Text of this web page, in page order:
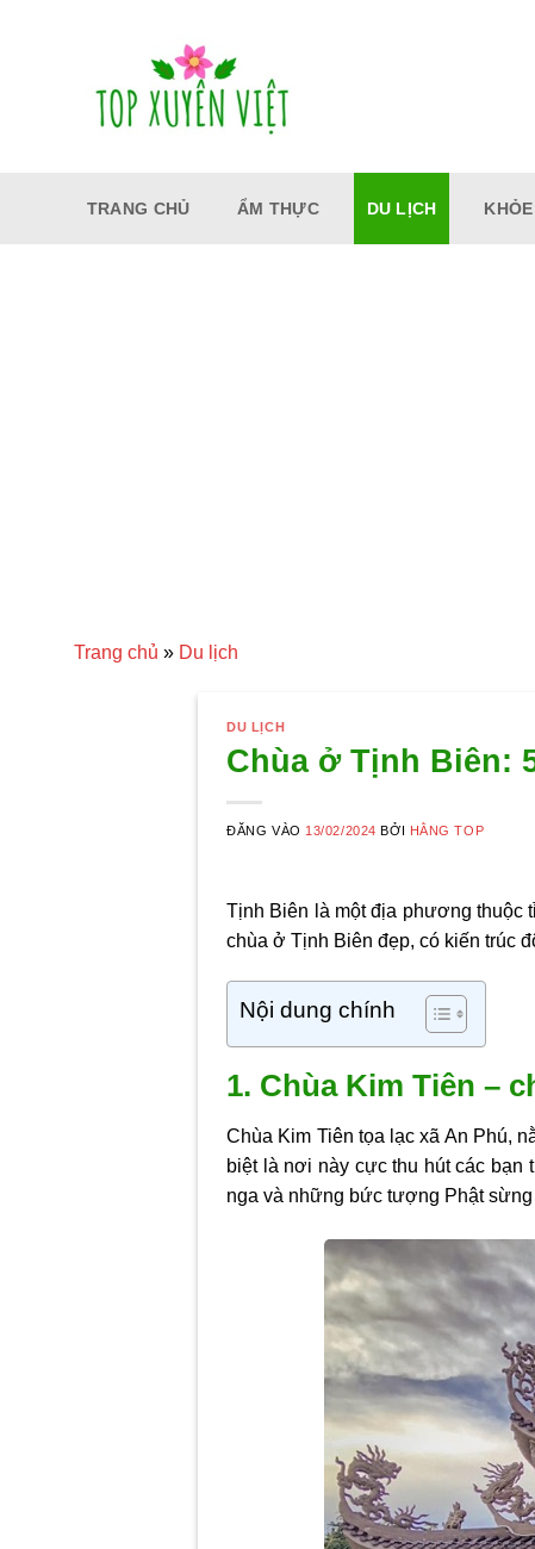
TRANG CHỦ ẨM THỰC DU LỊCH
Trang chủ » Du lịch
DU LỊCH
Chùa ở Tịnh Biên:
ĐĂNG VÀO 13/02/2024 BỞI HẰNG TOP
Tịnh Biên là một địa phương thuộc
chùa ở Tịnh Biên đẹp, có kiến trúc
Nội dung chính
1. Chùa Kim Tiên –
Chùa Kim Tiên tọa lạc xã An Phú,
biệt là nơi này cực thu hút các bạn
nga và những bức tượng Phật